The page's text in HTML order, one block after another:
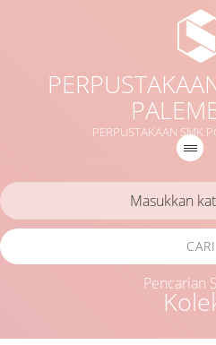
PERPUSTAKAAN SMK
CARI
Pencarian